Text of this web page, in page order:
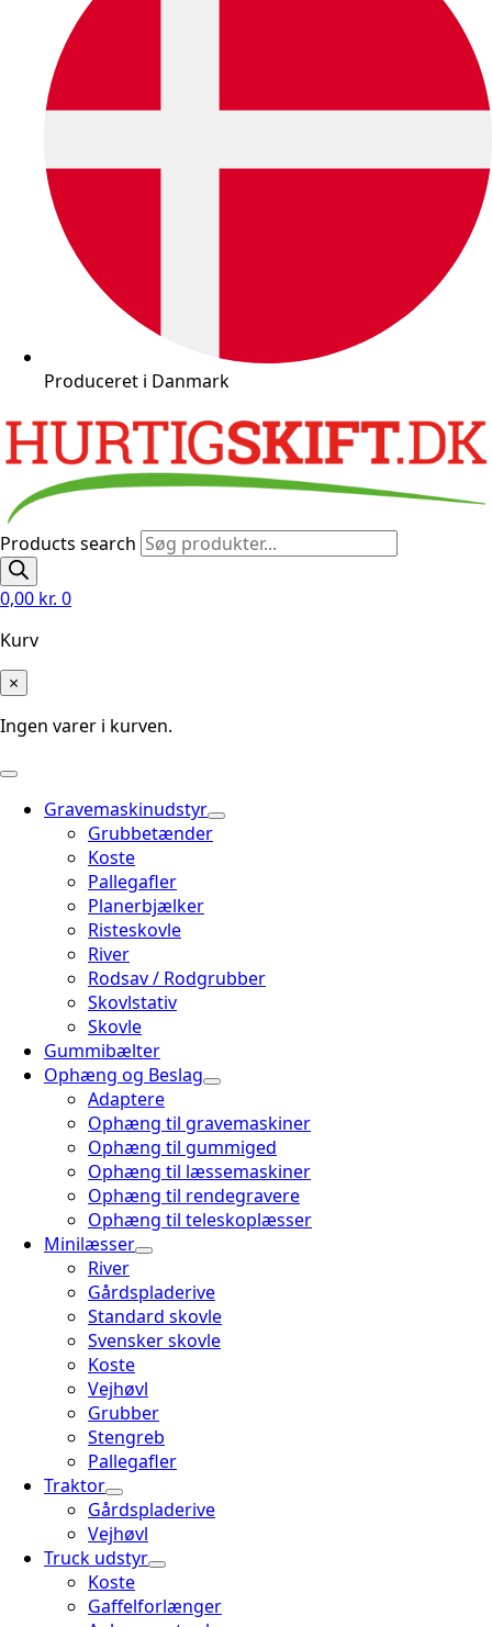
Produceret i Danmark
Products search
0,00 kr. 0
Kurv
×
Ingen varer i kurven.
Gravemaskinudstyr
Grubbetænder
Koste
Pallegafler
Planerbjælker
Risteskovle
River
Rodsav / Rodgrubber
Skovlstativ
Skovle
Gummibælter
Ophæng og Beslag
Adaptere
Ophæng til gravemaskiner
Ophæng til gummiged
Ophæng til læssemaskiner
Ophæng til rendegravere
Ophæng til teleskoplæsser
Minilæsser
River
Gårdspladerive
Standard skovle
Svensker skovle
Koste
Vejhøvl
Grubber
Stengreb
Pallegafler
Traktor
Gårdspladerive
Vejhøvl
Truck udstyr
Koste
Gaffelforlænger